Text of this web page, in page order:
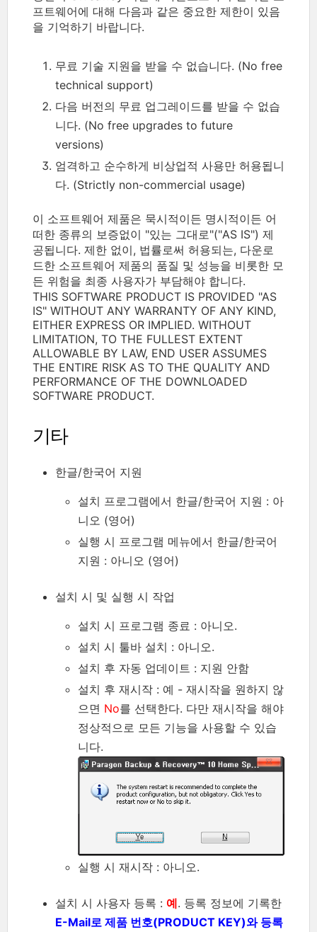
프트웨어에 대해 다음과 같은 중요한 제한이 있음
을 기억하기 바랍니다.
무료 기술 지원을 받을 수 없습니다. (No free
technical support)
다음 버전의 무료 업그레이드를 받을 수 없습
니다. (No free upgrades to future
versions)
엄격하고 순수하게 비상업적 사용만 허용됩니
다. (Strictly non-commercial usage)
이 소프트웨어 제품은 묵시적이든 명시적이든 어
떠한 종류의 보증없이 "있는 그대로"("AS IS") 제
공됩니다. 제한 없이, 법률로써 허용되는, 다운로
드한 소프트웨어 제품의 품질 및 성능을 비롯한 모
든 위험을 최종 사용자가 부담해야 합니다.
THIS SOFTWARE PRODUCT IS PROVIDED "AS
IS" WITHOUT ANY WARRANTY OF ANY KIND,
EITHER EXPRESS OR IMPLIED. WITHOUT
LIMITATION, TO THE FULLEST EXTENT
ALLOWABLE BY LAW, END USER ASSUMES
THE ENTIRE RISK AS TO THE QUALITY AND
PERFORMANCE OF THE DOWNLOADED
SOFTWARE PRODUCT.
기타
한글/한국어 지원
설치 프로그램에서 한글/한국어 지원 : 아
니오 (영어)
실행 시 프로그램 메뉴에서 한글/한국어
지원 : 아니오 (영어)
설치 시 및 실행 시 작업
설치 시 프로그램 종료 : 아니오.
설치 시 툴바 설치 : 아니오.
설치 후 자동 업데이트 : 지원 안함
설치 후 재시작 : 예 - 재시작을 원하지 않
으면 No를 선택한다. 다만 재시작을 해야
정상적으로 모든 기능을 사용할 수 있습
니다.
실행 시 재시작 : 아니오.
설치 시 사용자 등록 : 예. 등록 정보에 기록한
E-Mail로 제품 번호(PRODUCT KEY)와 등록